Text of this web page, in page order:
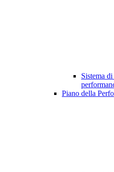
Sistema
Piano della